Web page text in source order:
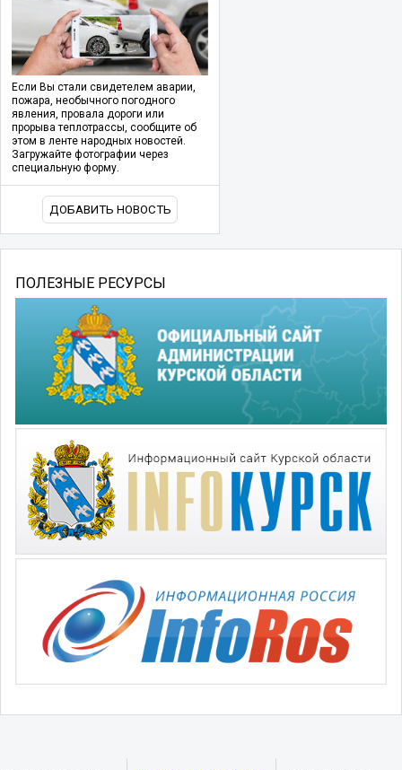
Если Вы стали свидетелем аварии,
пожара, необычного погодного
явления, провала дороги или
прорыва теплотрассы, сообщите об
этом в ленте народных новостей.
Загружайте фотографии через
специальную форму.
ДОБАВИТЬ НОВОСТЬ
ПОЛЕЗНЫЕ РЕСУРСЫ